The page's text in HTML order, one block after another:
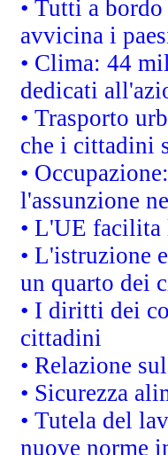
• Tutti a
avvicina i
• Clima: 44
dedicati
• Trasporto
che i cittadini
•
l'assunzione
• L'UE facilita
• L'istruzione
un quarto dei
• I diritti dei
cittadini
• Relazione
• Sicurezza
• Tutela del
nuove norme